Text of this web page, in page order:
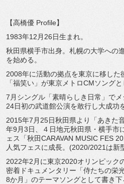
【高橋優 Profile】
1983年12月26日生まれ。
秋田県横手市出身。札幌の大学への
を始める。
2008年に活動の拠点を東京に移した
「福笑い」が東京メトロCMソングと
7月シングル「素晴らしき日常」で
24日初の武道館公演を敢行し大成功
2015年7月25日秋田県より「あきた
年9月3日、４日地元秋田県・横手市
ェス「秋田CARAVAN MUSIC FES
人気フェスに成長。(2020/2021は新
2022年2月に東京2020オリンピック
密着ドキュメンタリー「侍たちの栄
8か月」のテーマソングとして書き